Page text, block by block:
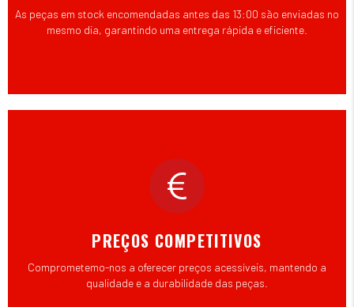
As peças em stock encomendadas antes das 13:00 são enviadas no
mesmo dia, garantindo uma entrega rápida e eficiente.
PREÇOS COMPETITIVOS
Comprometemo-nos a oferecer preços acessíveis, mantendo a
qualidade e a durabilidade das peças.